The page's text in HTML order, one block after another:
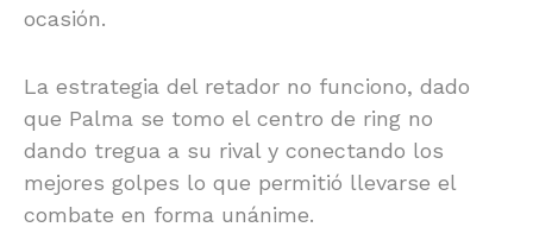
ocasión.
La estrategia del retador no funciono, dado
que Palma se tomo el centro de ring no
dando tregua a su rival y conectando los
mejores golpes lo que permitió llevarse el
combate en forma unánime.